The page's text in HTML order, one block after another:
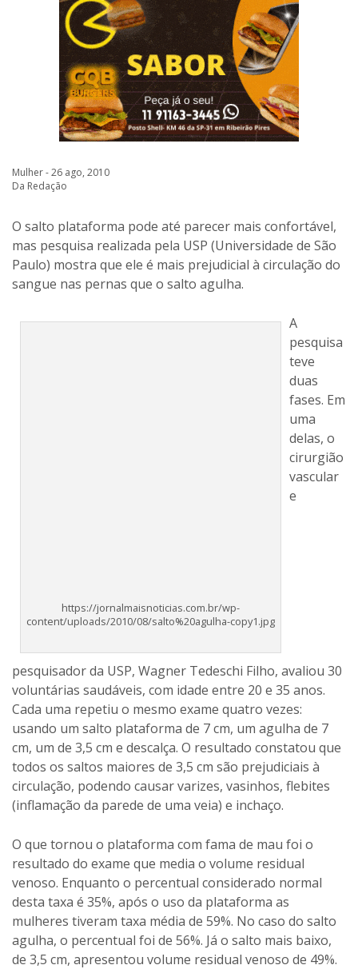
Mulher - 26 ago, 2010
Da Redação
O salto plataforma pode até parecer mais confortável,
mas pesquisa realizada pela USP (Universidade de São
Paulo) mostra que ele é mais prejudicial à circulação do
sangue nas pernas que o salto agulha.
https://jornalmaisnoticias.com.br/wp-
content/uploads/2010/08/salto%20agulha-copy1.jpg
A
pesquisa
teve
duas
fases. Em
uma
delas, o
cirurgião
vascular
e
pesquisador da USP, Wagner Tedeschi Filho, avaliou 30
voluntárias saudáveis, com idade entre 20 e 35 anos.
Cada uma repetiu o mesmo exame quatro vezes:
usando um salto plataforma de 7 cm, um agulha de 7
cm, um de 3,5 cm e descalça. O resultado constatou que
todos os saltos maiores de 3,5 cm são prejudiciais à
circulação, podendo causar varizes, vasinhos, flebites
(inflamação da parede de uma veia) e inchaço.
O que tornou o plataforma com fama de mau foi o
resultado do exame que media o volume residual
venoso. Enquanto o percentual considerado normal
desta taxa é 35%, após o uso da plataforma as
mulheres tiveram taxa média de 59%. No caso do salto
agulha, o percentual foi de 56%. Já o salto mais baixo,
de 3,5 cm, apresentou volume residual venoso de 49%.